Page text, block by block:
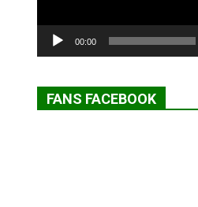
00:00
FANS FACEBOOK